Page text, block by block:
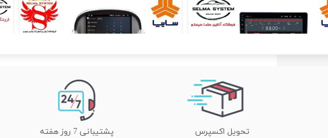
مانیتور فابریک ساینا و کوییک 7 اینچ اندروید مدل W100
۱۰,۳۹۰,۰۰۰ تومان
مانیتور فابریکی اندروید تیبا TIBA فولتاچ مدل T3L
۱۲,۹۰۰,۰۰۰ تومان
تحویل اکسپرس پشتیبانی 7 روز هفته